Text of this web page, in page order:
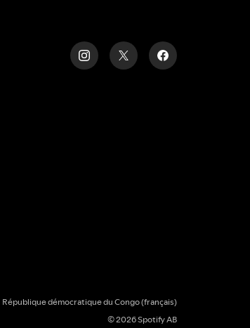
République démocratique du Congo (français)
© 2026 Spotify AB